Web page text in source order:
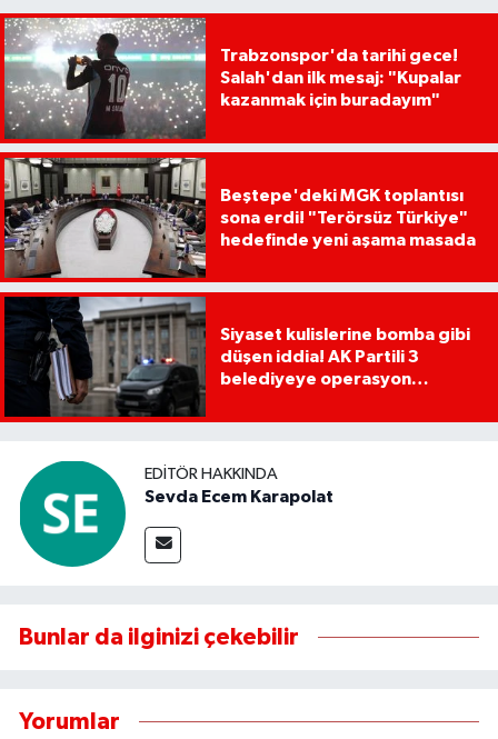
Trabzonspor'da tarihi gece!
Salah'dan ilk mesaj: "Kupalar
kazanmak için buradayım"
Beştepe'deki MGK toplantısı
sona erdi! "Terörsüz Türkiye"
hedefinde yeni aşama masada
Siyaset kulislerine bomba gibi
düşen iddia! AK Partili 3
belediyeye operasyon
EDITÖR HAKKINDA
Sevda Ecem Karapolat
Bunlar da ilginizi çekebilir
Yorumlar